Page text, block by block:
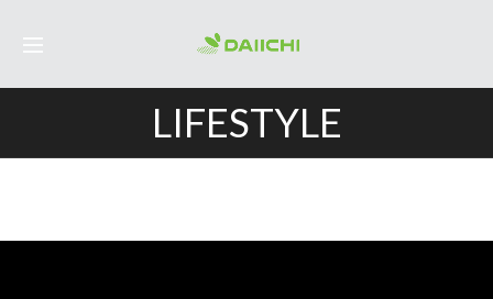
LIFESTYLE